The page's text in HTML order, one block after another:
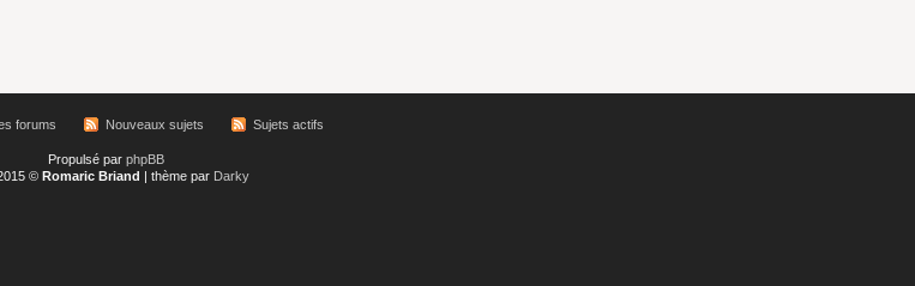
forums Nouveaux sujets Sujets actifs
Propulsé par phpBB
© Romaric Briand | thème par Darky